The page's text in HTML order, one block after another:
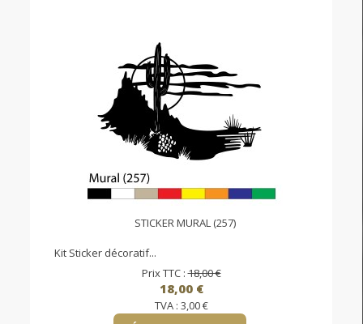
STICKER MURAL (257)
Kit Sticker décoratif...
Prix TTC :18,00 €
18,00 €
TVA : 3,00 €